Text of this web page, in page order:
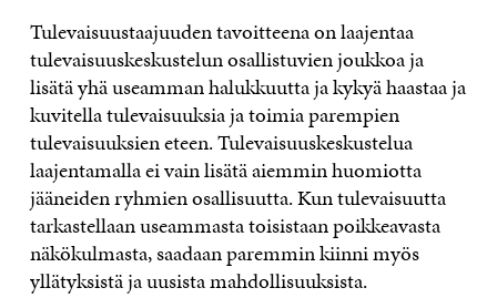
Tulevaisuustaajuuden tavoitteena on laajentaa
tulevaisuuskeskustelun osallistuvien joukkoa ja
lisätä yhä useamman halukkuutta ja kykyä haastaa ja
kuvitella tulevaisuuksia ja toimia parempien
tulevaisuuksien eteen. Tulevaisuuskeskustelua
laajentamalla ei vain lisätä aiemmin huomiotta
jääneiden ryhmien osallisuutta. Kun tulevaisuutta
tarkastellaan useammasta toisistaan poikkeavasta
näkökulmasta, saadaan paremmin kiinni myös
yllätyksistä ja uusista mahdollisuuksista.